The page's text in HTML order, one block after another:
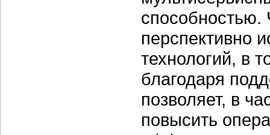
способностью.
перспективно
технологий, в
благодаря
позволяет, в
повысить